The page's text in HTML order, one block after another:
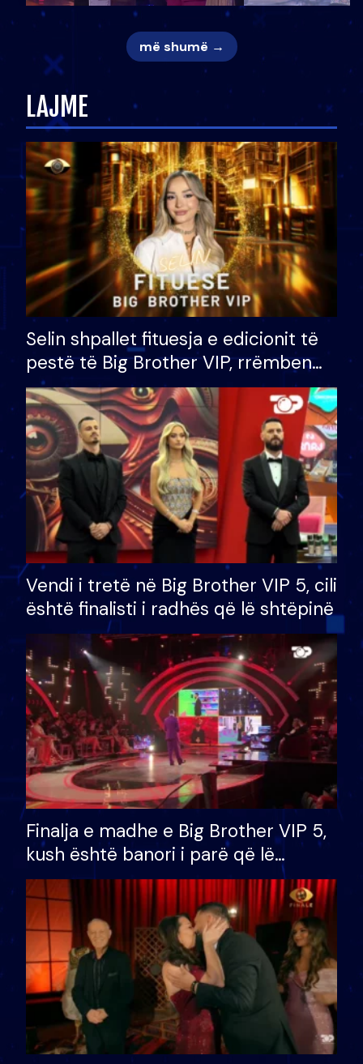
më shumë →
LAJME
Selin shpallet fituesja e edicionit të
pestë të Big Brother VIP, rrëmben
çmimin e madh prej 100 mijë eurosh
Vendi i tretë në Big Brother VIP 5, cili
është finalisti i radhës që lë shtëpinë
Finalja e madhe e Big Brother VIP 5,
kush është banori i parë që lë
shtëpinë dhe humb mundësinë për
të fituar çmimin e madh